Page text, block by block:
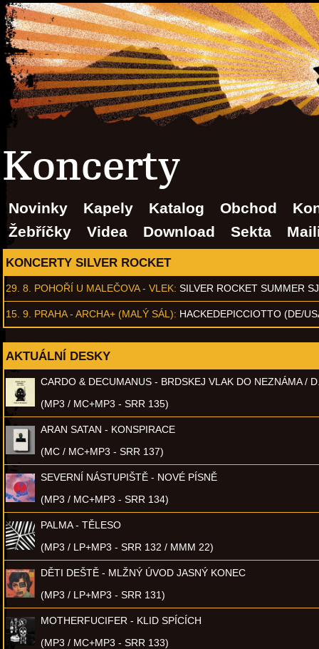
Koncerty
Novinky Kapely Katalog Obchod
Žebříčky
Videa Download Sekta
KONCERTY SILVER ROCKET
29. 8. POHOŘÍ U MALEČOVA - VLEK: SILVER ROCKET SUMMER
15. 9. PRAHA - ARCHA+ (MALÝ SÁL): HACKEDEPICCIOTTO (DE/
AKTUÁLNÍ DESKY
CARDO & DECUMANUS - BRDSKEJ VLAK DO NEZNÁMA /
(MP3 / MC+MP3 - SRR 135)
ARAN SATAN - KONSPIRACE
(MC / MC+MP3 - SRR 137)
SEVERNÍ NÁSTUPIŠTĚ - NOVÉ PÍSNĚ
(MP3 / MC+MP3 - SRR 134)
PALMA - TĚLESO
(MP3 / LP+MP3 - SRR 132 / MMM 22)
DĚTI DEŠTĚ - MLŽNÝ ÚVOD JASNÝ KONEC
(MP3 / LP+MP3 - SRR 131)
MOTHERFUCIFER - KLID SPÍCÍCH
(MP3 / MC+MP3 - SRR 133)